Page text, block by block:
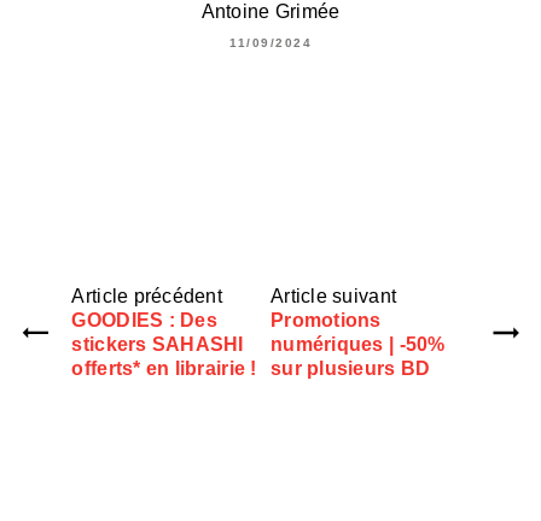
Antoine Grimée
11/09/2024
Article précédent
GOODIES : Des
stickers SAHASHI
offerts* en librairie !
Article suivant
Promotions
numériques | -50%
sur plusieurs BD